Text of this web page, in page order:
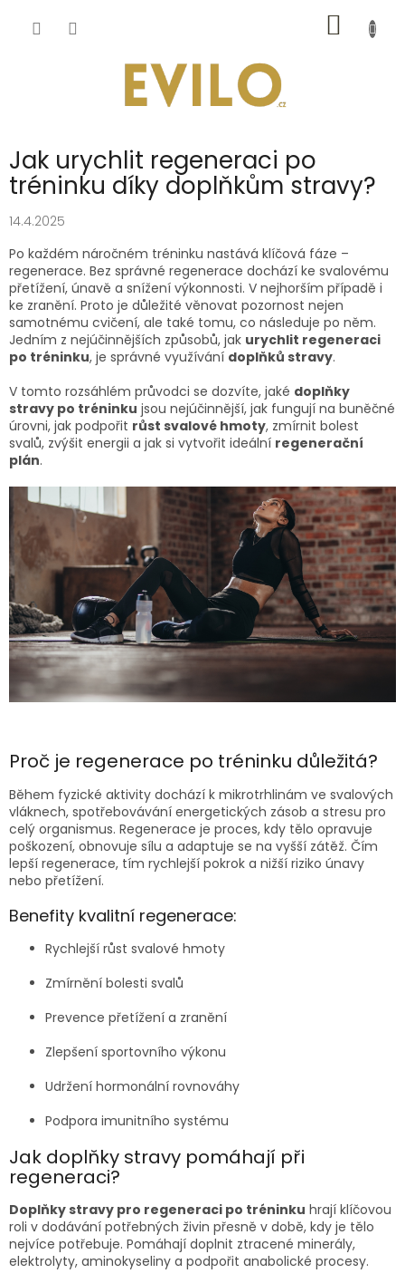
KOŠÍK
Jak urychlit regeneraci po
tréninku díky doplňkům stravy?
14.4.2025
Po každém náročném tréninku nastává klíčová fáze –
regenerace. Bez správné regenerace dochází ke svalovému
přetížení, únavě a snížení výkonnosti. V nejhorším případě i
ke zranění. Proto je důležité věnovat pozornost nejen
samotnému cvičení, ale také tomu, co následuje po něm.
Jedním z nejúčinnějších způsobů, jak urychlit regeneraci
po tréninku, je správné využívání doplňků stravy.
V tomto rozsáhlém průvodci se dozvíte, jaké doplňky
stravy po tréninku jsou nejúčinnější, jak fungují na buněčné
úrovni, jak podpořit růst svalové hmoty, zmírnit bolest
svalů, zvýšit energii a jak si vytvořit ideální regenerační
plán.
Proč je regenerace po tréninku důležitá?
Během fyzické aktivity dochází k mikrotrhlinám ve svalových
vláknech, spotřebovávání energetických zásob a stresu pro
celý organismus. Regenerace je proces, kdy tělo opravuje
poškození, obnovuje sílu a adaptuje se na vyšší zátěž. Čím
lepší regenerace, tím rychlejší pokrok a nižší riziko únavy
nebo přetížení.
Benefity kvalitní regenerace:
Rychlejší růst svalové hmoty
Zmírnění bolesti svalů
Prevence přetížení a zranění
Zlepšení sportovního výkonu
Udržení hormonální rovnováhy
Podpora imunitního systému
Jak doplňky stravy pomáhají při
regeneraci?
Doplňky stravy pro regeneraci po tréninku hrají klíčovou
roli v dodávání potřebných živin přesně v době, kdy je tělo
nejvíce potřebuje. Pomáhají doplnit ztracené minerály,
elektrolyty, aminokyseliny a podpořit anabolické procesy.